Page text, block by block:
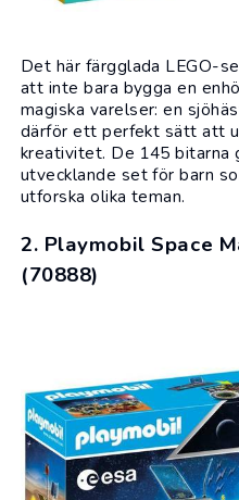
Det här färgglada LEGO-
att inte bara bygga en
magiska varelser: en
därför ett perfekt sätt att
kreativitet. De 145
utvecklande set för barn
utforska olika teman.
2. Playmobil Space
(70888)